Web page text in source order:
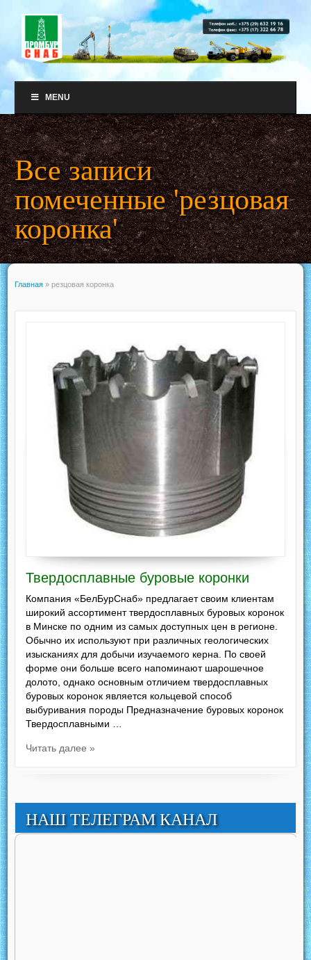
MENU
Все записи
помеченные 'резцовая
коронка'
Главная » резцовая коронка
Твердосплавные буровые коронки
Компания «БелБурСнаб» предлагает своим клиентам
широкий ассортимент твердосплавных буровых коронок
в Минске по одним из самых доступных цен в регионе.
Обычно их используют при различных геологических
изысканиях для добычи изучаемого керна. По своей
форме они больше всего напоминают шарошечное
долото, однако основным отличием твердосплавных
буровых коронок является кольцевой способ
выбуривания породы Предназначение буровых коронок
Твердосплавными …
Читать далее »
НАШ ТЕЛЕГРАМ КАНАЛ